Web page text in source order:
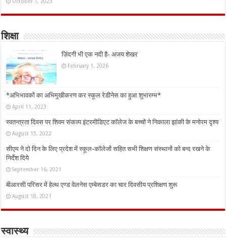
शिक्षा
ज़िंदगी भी एक नदी है- अजय शेखर
February 1, 2026
*अभिभावकों का अभिमुखीकरण कर स्कूल रेडीनेस का हुआ शुभारम्भ*
April 11, 2023
स्वतन्त्रता दिवस पर शिवम संकल्प इंटरमीडिएट कॉलेज के बच्चों ने निकाला झांकी के मनोरम दृश्य
August 15, 2022
सीएम ने दो दिन के लिए प्रदेश में स्कूल-कॉलेजों सहित सभी शिक्षण संस्थानों को बन्द रखने के
निर्देश दिये
September 16, 2021
बीआरसी परिसर में हेल्थ एण्ड वेलनेस एम्बेसडर का चार दिवसीय प्रशिक्षण शुरू
August 18, 2021
स्वास्थ्य